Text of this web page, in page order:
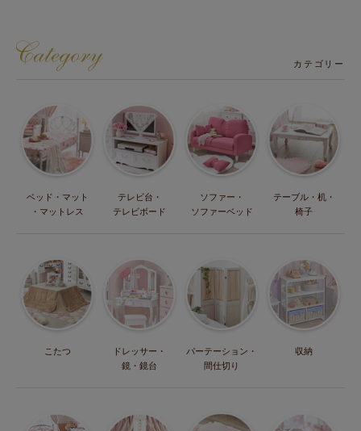
カテゴリー
ベッド・マット
・マットレス
テレビ台・
テレビボード
ソファー・
ソファーベッド
テーブル・机・
椅子
こたつ
ドレッサー・
鏡・鏡台
パーテーション・
間仕切り
収納